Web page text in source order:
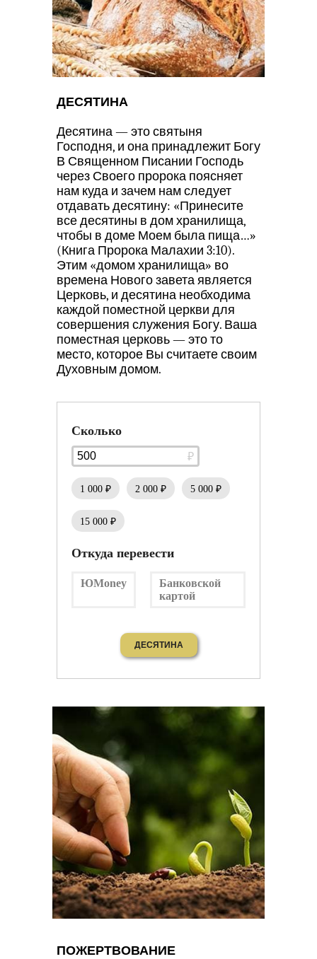
ПОЖЕРТВОВАНИЕ
ДЕСЯТИНА
Десятина — это святыня
Господня, и она принадлежит Богу
В Священном Писании Господь
через Своего пророка поясняет
нам куда и зачем нам следует
отдавать десятину: «Принесите
все десятины в дом хранилища,
чтобы в доме Моем была пища…»
(Книга Пророка Малахии 3:10).
Этим «домом хранилища» во
времена Нового завета является
Церковь, и десятина необходима
каждой поместной церкви для
совершения служения Богу. Ваша
поместная церковь — это то
место, которое Вы считаете своим
Духовным домом.
Сколько
1 000 ₽ 2 000 ₽ 5 000 ₽
15 000 ₽
Откуда перевести
ЮMoney
Банковской
картой